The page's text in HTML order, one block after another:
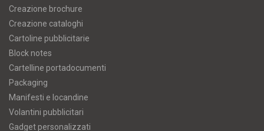
Creazione brochure
Creazione cataloghi
Cartoline pubblicitarie
Block notes
Cartelline portadocumenti
Packaging
Manifesti e locandine
Volantini pubblicitari
Gadget personalizzati